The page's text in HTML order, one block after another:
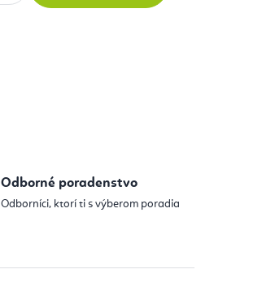
Odborné poradenstvo
Odborníci, ktorí ti s výberom poradia